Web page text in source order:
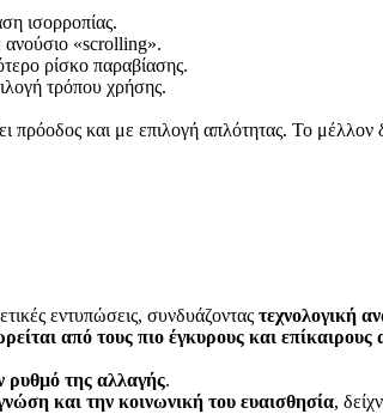
ισορροπίας.
ανούσιο «scrolling».
ρίσκο παραβίασης.
τρόπου χρήσης.
πρόοδος και με επιλογή απλότητας. Το
εντυπώσεις, συνδυάζοντας τεχνολογική
από τους πιο έγκυρους και επίκαιρους
ρυθμό της αλλαγής.
και την κοινωνική του ευαισθησία,